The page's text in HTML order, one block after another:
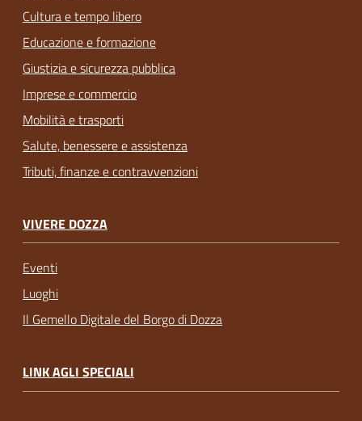
Cultura e tempo libero
Educazione e formazione
Giustizia e sicurezza pubblica
Imprese e commercio
Mobilità e trasporti
Salute, benessere e assistenza
Tributi, finanze e contravvenzioni
VIVERE DOZZA
Eventi
Luoghi
Il Gemello Digitale del Borgo di Dozza
LINK AGLI SPECIALI